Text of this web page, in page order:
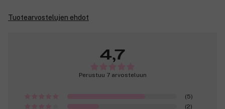
Tuotearvostelujen ehdot
4,7
Perustuu 7 arvosteluun
(5)
(2)